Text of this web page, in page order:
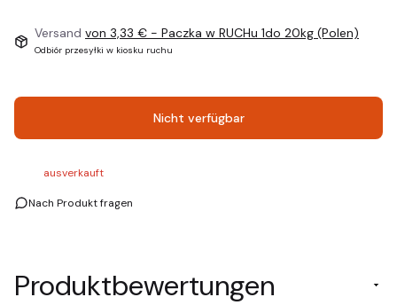
Versand von 3,33 € - Paczka w RUCHu 1do 20kg (Polen)
Odbiór przesyłki w kiosku ruchu
Nicht verfügbar
ausverkauft
Nach Produkt fragen
Produktbewertungen